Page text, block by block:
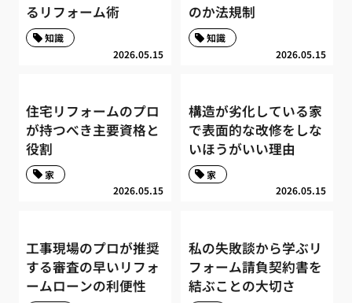
るリフォーム術
2026.05.15
知識
のか法規制
2026.05.15
知識
住宅リフォームのプロ
が持つべき主要資格と
役割
2026.05.15
家
構造が劣化している家
で表面的な改修をしな
いほうがいい理由
2026.05.15
家
工事現場のプロが推奨
する審査の早いリフォ
ームローンの利便性
私の失敗談から学ぶリ
フォーム請負契約書を
結ぶことの大切さ